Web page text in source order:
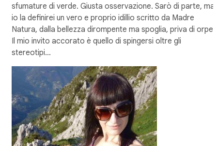
sfumature di verde. Giusta osservazione. Sarò di parte, ma
io la definirei un vero e proprio idillio scritto da Madre
Natura, dalla bellezza dirompente ma spoglia, priva di
Il mio invito accorato è quello di spingersi oltre gli
stereotipi…